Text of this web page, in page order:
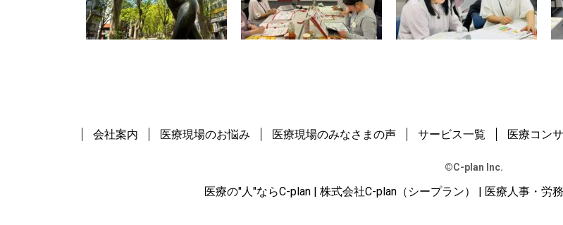
会社案内 医療現場のお悩み 医療現場のみなさまの声 サービス一覧 医療コン
©️C-plan Inc.
医療の"人"ならC-plan | 株式会社C-plan（シープラン） | 医療人事・